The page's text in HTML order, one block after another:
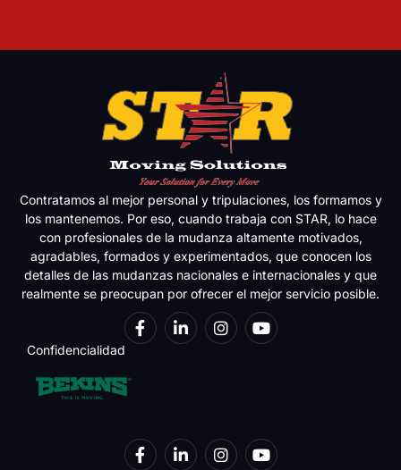
Contratamos al mejor personal y tripulaciones, los formamos y
los mantenemos. Por eso, cuando trabaja con STAR, lo hace
con profesionales de la mudanza altamente motivados,
agradables, formados y experimentados, que conocen los
detalles de las mudanzas nacionales e internacionales y que
realmente se preocupan por ofrecer el mejor servicio posible.
Confidencialidad